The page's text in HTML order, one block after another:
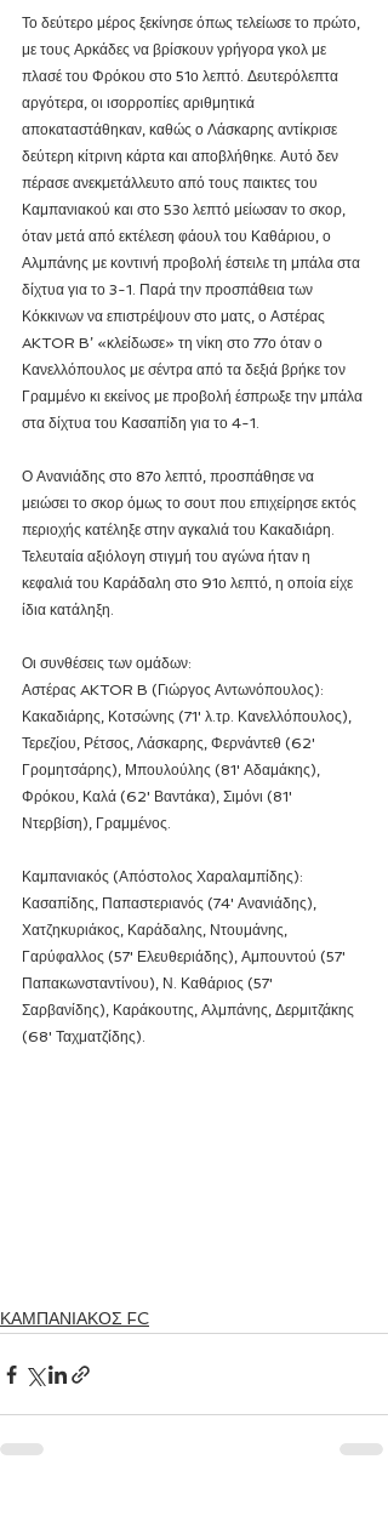
Το δεύτερο μέρος ξεκίνησε όπως τελείωσε το πρώτο,
με τους Αρκάδες να βρίσκουν γρήγορα γκολ με
πλασέ του Φρόκου στο 51ο λεπτό. Δευτερόλεπτα
αργότερα, οι ισορροπίες αριθμητικά
αποκαταστάθηκαν, καθώς ο Λάσκαρης αντίκρισε
δεύτερη κίτρινη κάρτα και αποβλήθηκε. Αυτό δεν
πέρασε ανεκμετάλλευτο από τους παικτες του
Καμπανιακού και στο 53ο λεπτό μείωσαν το σκορ,
όταν μετά από εκτέλεση φάουλ του Καθάριου, ο
Αλμπάνης με κοντινή προβολή έστειλε τη μπάλα στα
δίχτυα για το 3-1. Παρά την προσπάθεια των
Κόκκινων να επιστρέψουν στο ματς, ο Αστέρας
AKTOR B’ «κλείδωσε» τη νίκη στο 77ο όταν ο
Κανελλόπουλος με σέντρα από τα δεξιά βρήκε τον
Γραμμένο κι εκείνος με προβολή έσπρωξε την μπάλα
στα δίχτυα του Κασαπίδη για το 4-1.
Ο Ανανιάδης στο 87ο λεπτό, προσπάθησε να
μειώσει το σκορ όμως το σουτ που επιχείρησε εκτός
περιοχής κατέληξε στην αγκαλιά του Κακαδιάρη.
Τελευταία αξιόλογη στιγμή του αγώνα ήταν η
κεφαλιά του Καράδαλη στο 91ο λεπτό, η οποία είχε
ίδια κατάληξη.
Οι συνθέσεις των ομάδων:
Αστέρας AKTOR B (Γιώργος Αντωνόπουλος):
Κακαδιάρης, Κοτσώνης (71' λ.τρ. Κανελλόπουλος),
Τερεζίου, Ρέτσος, Λάσκαρης, Φερνάντεθ (62'
Γρομητσάρης), Μπουλούλης (81' Αδαμάκης),
Φρόκου, Καλά (62' Βαντάκα), Σιμόνι (81'
Ντερβίση), Γραμμένος.
Καμπανιακός (Απόστολος Χαραλαμπίδης):
Κασαπίδης, Παπαστεριανός (74' Ανανιάδης),
Χατζηκυριάκος, Καράδαλης, Ντουμάνης,
Γαρύφαλλος (57' Ελευθεριάδης), Αμπουντού (57'
Παπακωνσταντίνου), Ν. Καθάριος (57'
Σαρβανίδης), Καράκουτης, Αλμπάνης, Δερμιτζάκης
(68' Ταχματζίδης).
ΚΑΜΠΑΝΙΑΚΟΣ FC